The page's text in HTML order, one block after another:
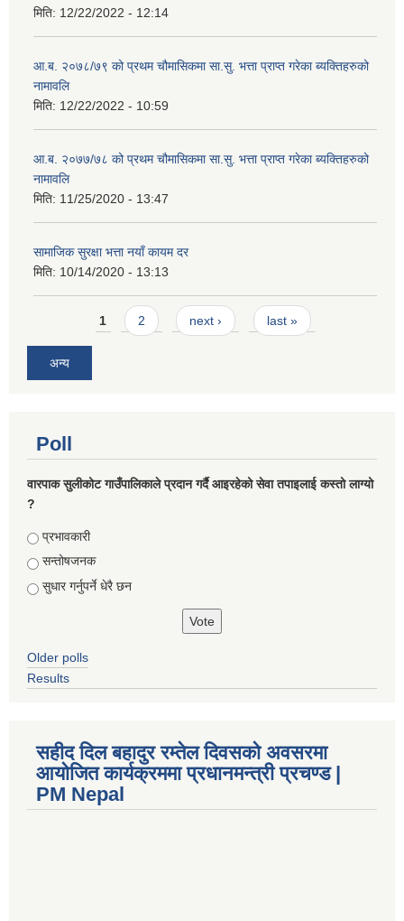
मिति: 12/22/2022 - 12:14
आ.ब. २०७८/७९ को प्रथम चौमासिकमा सा.सु. भत्ता प्राप्त गरेका ब्यक्तिहरुको
नामावलि
मिति: 12/22/2022 - 10:59
आ.ब. २०७७/७८ को प्रथम चौमासिकमा सा.सु. भत्ता प्राप्त गरेका ब्यक्तिहरुको
नामावलि
मिति: 11/25/2020 - 13:47
सामाजिक सुरक्षा भत्ता नयाँ कायम दर
मिति: 10/14/2020 - 13:13
Pages1 2 next › last »
अन्य
Poll
वारपाक सुलीकोट गाउँपालिकाले प्रदान गर्दै आइरहेको सेवा तपाइलाई कस्तो लाग्यो
?
Choices
प्रभावकारी
सन्तोषजनक
सुधार गर्नुपर्ने धेरै छन
Older polls
Results
सहीद दिल बहादुर रम्तेल दिवसको अवसरमा
आयोजित कार्यक्रममा प्रधानमन्त्री प्रचण्ड |
PM Nepal